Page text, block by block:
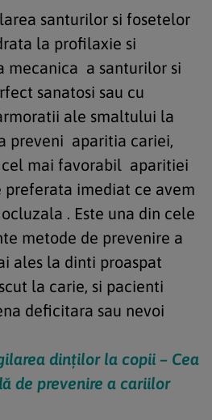
santurilor si fosetelor
la profilaxie si
mecanica a santurilor si
sanatosi sau cu
ale smaltului la
preveni aparitia cariei,
mai favorabil aparitiei
preferata imediat ce avem
. Este una din cele
metode de prevenire a
ales la dinti proaspat
la carie, si pacienti
deficitara sau nevoi
dinților la copii – Cea
de prevenire a cariilor